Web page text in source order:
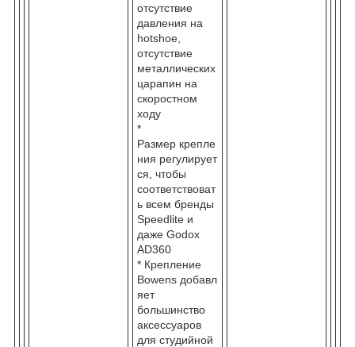
отсутствие
давления на
hotshoe,
отсутствие
металлических
царапин на
скоростном
ходу
*
Размер крепле
ния регулирует
ся, чтобы
соответствоват
ь всем бренды
Speedlite и
даже Godox
AD360
* Крепление
Bowens добавл
яет
большинство
аксессуаров
для студийной